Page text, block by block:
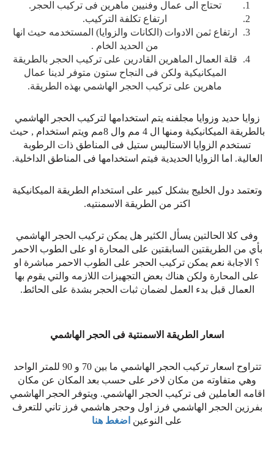
تحتاج الى عمال وفنيين ماهرين فى تركيب الحجر.
ارتفاع تكلفة التركيب.
ارتفاع ثمن الادوات (الكانات والزوايا) المستخدمه حيث انها
من الحديد الخام .
قلة العمال الماهرين القادرين على تركيب الحجر بالطريقة
الميكانيكية ولكن فى النجاح ستون متوفر لدينا عمال
ماهرين على تركيب الحجر الهاشمي بهذه الطريقة.
زوايا حديد وزوايا مجلفنه يتم استخدامها لتركيب الحجر الهاشمي
بالطريقة الميكانيكية ومنها ال 4 مم وال 8مم ويتم استخدام , حيث
تستخدم الزوايا الاستاليس ستيل فى المناطق ذات الرطوبة
العالية. اما الزوايا الحديدية فيتم استخدامها فى المناطق الداخلية.
وتعتمد دول الخليج بشكل كبير على استخدام الطريقة الميكانيكية
اكتر من الطريقة الاسمنتيه.
وفى كلا الحالتين يسأل الكثير هل يمكن تركيب الحجر الهاشمي
بأي من الطريقتين السابقتين على المحارة او على الطوب الاحمر
؟ الاجابة نعم يمكن تركيب الحجر على الطوب الاحمر مباشرة او
على المحارة ولكن هناك بعض التجهيزات اللازمه والتي يقوم بها
العمال قبل بدء العمل لضمان ثبات الحجر بشدة على الحائط.
اسعار الطريقة الاسمنتية فى الحجر الهاشمي
تتراوح اسعار تركيب الحجر الهاشمي ما بين 70 و 90 للمتر الواحد
وهي متفاوته من مكان لاخر على حسب بعد المكان عن مكان
اقامه العاملين فى تركيب الحجر الهاشمي. ويتوفر الحجر الهاشمي
بفرزين الحجر الهاشمي فرز اول وحجر هاشمي فرز تاني للتعرف
على النوعين اضغط هنا